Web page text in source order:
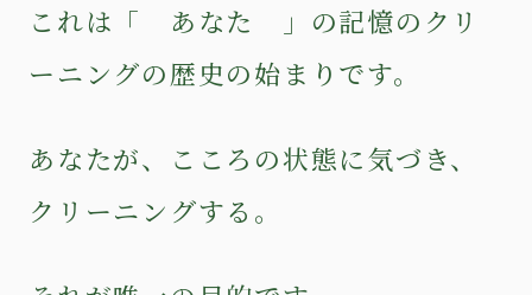
これは「 あなた 」の記憶のクリ
ーニングの歴史の始まりです。
あなたが、こころの状態に気づき、
クリーニングする。